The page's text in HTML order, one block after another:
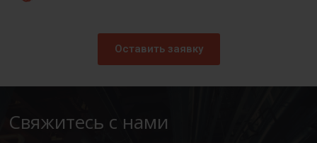
Оставить заявку
Свяжитесь с нами